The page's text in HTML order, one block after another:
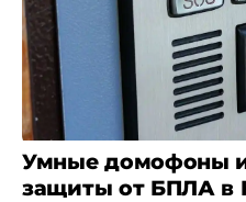
Умные домофоны
защиты от БПЛА в